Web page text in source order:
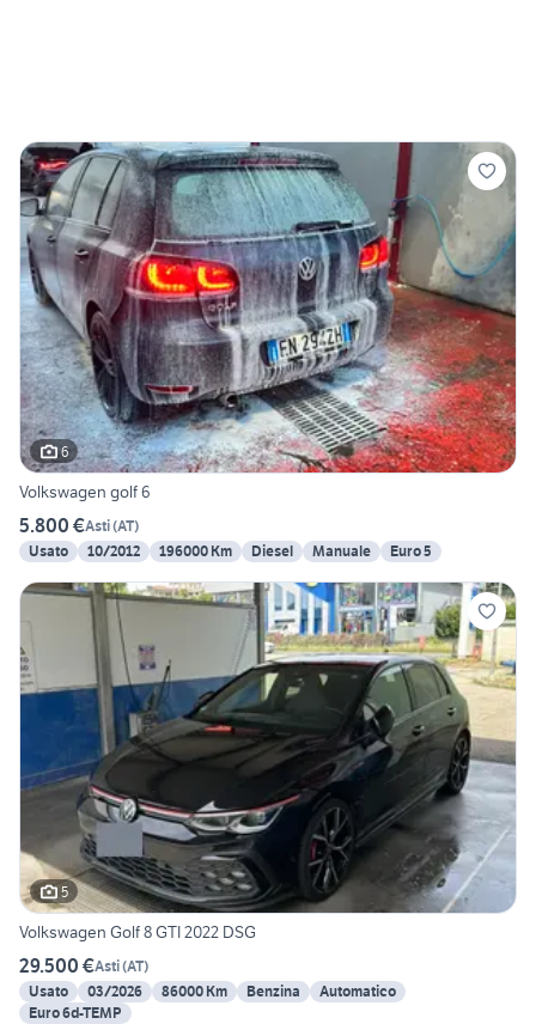
6
Volkswagen golf 6
5.800 €Asti(AT)
Usato
10/2012 196000 Km Diesel Manuale Euro 5
5
Volkswagen Golf 8 GTI 2022 DSG
29.500 €Asti(AT)
Usato
03/2026 86000 Km Benzina
Automatico
Euro 6d-TEMP